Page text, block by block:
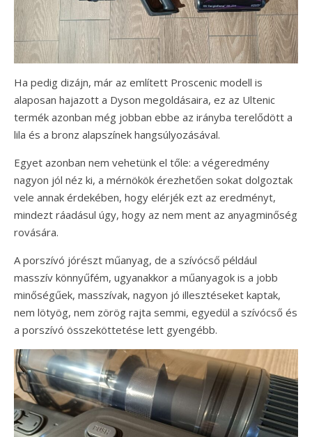
Ha pedig dizájn, már az említett Proscenic modell is
alaposan hajazott a Dyson megoldásaira, ez az Ultenic
termék azonban még jobban ebbe az irányba terelődött a
lila és a bronz alapszínek hangsúlyozásával.
Egyet azonban nem vehetünk el tőle: a végeredmény
nagyon jól néz ki, a mérnökök érezhetően sokat dolgoztak
vele annak érdekében, hogy elérjék ezt az eredményt,
mindezt ráadásul úgy, hogy az nem ment az anyagminőség
rovására.
A porszívó jórészt műanyag, de a szívócső például
masszív könnyűfém, ugyanakkor a műanyagok is a jobb
minőségűek, masszívak, nagyon jó illesztéseket kaptak,
nem lötyög, nem zörög rajta semmi, egyedül a szívócső és
a porszívó összeköttetése lett gyengébb.